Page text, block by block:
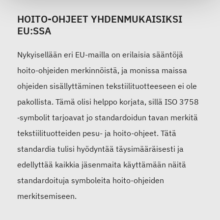
HOITO-OHJEET YHDENMUKAISIKSI
EU:SSA
Nykyisellään eri EU-mailla on erilaisia sääntöjä
hoito-ohjeiden merkinnöistä, ja monissa maissa
ohjeiden sisällyttäminen tekstiilituotteeseen ei ole
pakollista. Tämä olisi helppo korjata, sillä ISO 3758
‑symbolit tarjoavat jo standardoidun tavan merkitä
tekstiilituotteiden pesu- ja hoito-ohjeet. Tätä
standardia tulisi hyödyntää täysimääräisesti ja
edellyttää kaikkia jäsenmaita käyttämään näitä
standardoituja symboleita hoito-ohjeiden
merkitsemiseen.